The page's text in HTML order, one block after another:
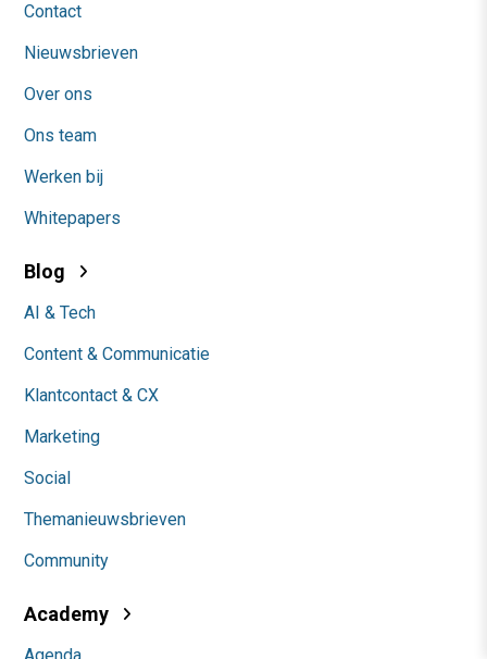
Contact
Nieuwsbrieven
Over ons
Ons team
Werken bij
Whitepapers
Blog
AI & Tech
Content & Communicatie
Klantcontact & CX
Marketing
Social
Themanieuwsbrieven
Community
Academy